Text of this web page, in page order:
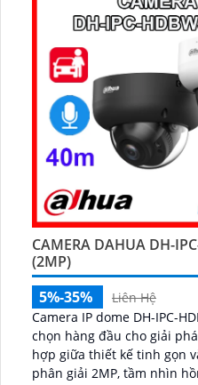
CAMERA DAHUA DH-
(2MP)
5%-35%
Liên Hệ
Camera IP dome DH-IPC-
chọn hàng đầu cho giải
hợp giữa thiết kế tinh gọn và
phân giải 2MP, tầm nhìn